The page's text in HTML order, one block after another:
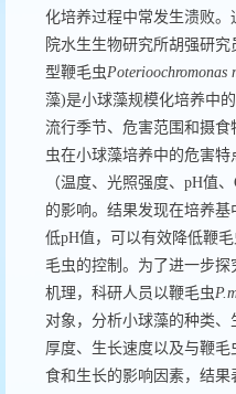
化培养过程中常发生溃败
院水生生物研究所胡强研
型鞭毛虫Poterioochromonas
藻)是小球藻规模化培养中
流行季节、危害范围和摄
虫在小球藻培养中的危害
（温度、光照强度、 pH值、
的影响。结果发现在培养基
低pH值，可以有效降低鞭
毛虫的控制。为了进一步
机理，科研人员以鞭毛虫
对象，分析小球藻的种类
厚度、生长速度以及与鞭
食和生长的影响因素，结